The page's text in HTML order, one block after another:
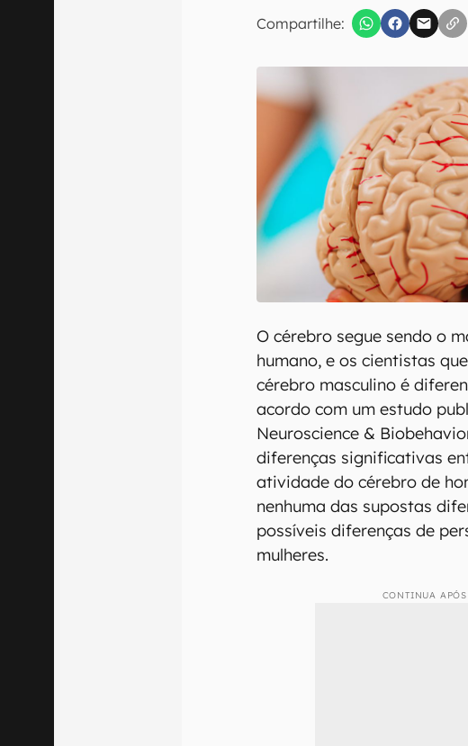
Compartilhe:
Confirmo que li, aceito e
O cérebro segue sendo o
humano, e os cientistas
cérebro masculino é
acordo com um estudo
Neuroscience &
diferenças significativas
atividade do cérebro de
nenhuma das supostas
possíveis diferenças de
mulheres.
CONTINUA